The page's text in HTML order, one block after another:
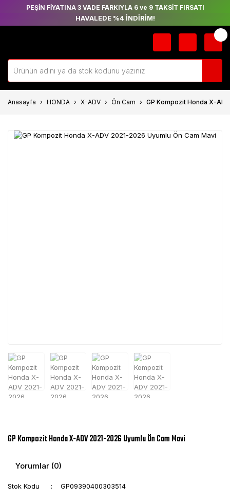
PEŞİN FİYATINA 3 VADE FARKIYLA 6 ve 9 TAKSİT FIRSATI
HAVALEDE %4 İNDİRİM!
Anasayfa HONDA X-ADV Ön Cam GP Kompozit Honda X-
GP Kompozit Honda X-ADV 2021-2026 Uyumlu Ön Cam Mavi
Yorumlar (0)
Stok Kodu GP09390400303514